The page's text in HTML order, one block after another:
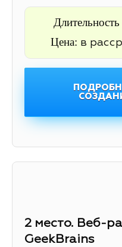
Цена: в
2 место. Веб-
GeekBrains